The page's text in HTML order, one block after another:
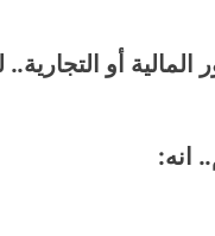
أو التجارية..
انه: